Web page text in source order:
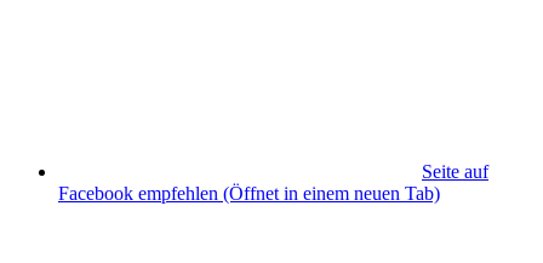
Seite auf
Facebook empfehlen (Öffnet in einem neuen Tab)